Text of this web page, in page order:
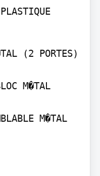
(2 PORTES)
M�TAL
M�TAL